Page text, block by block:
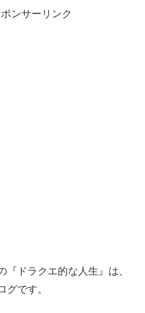
ポンサーリンク
『ドラクエ的な人生』は、
グです。